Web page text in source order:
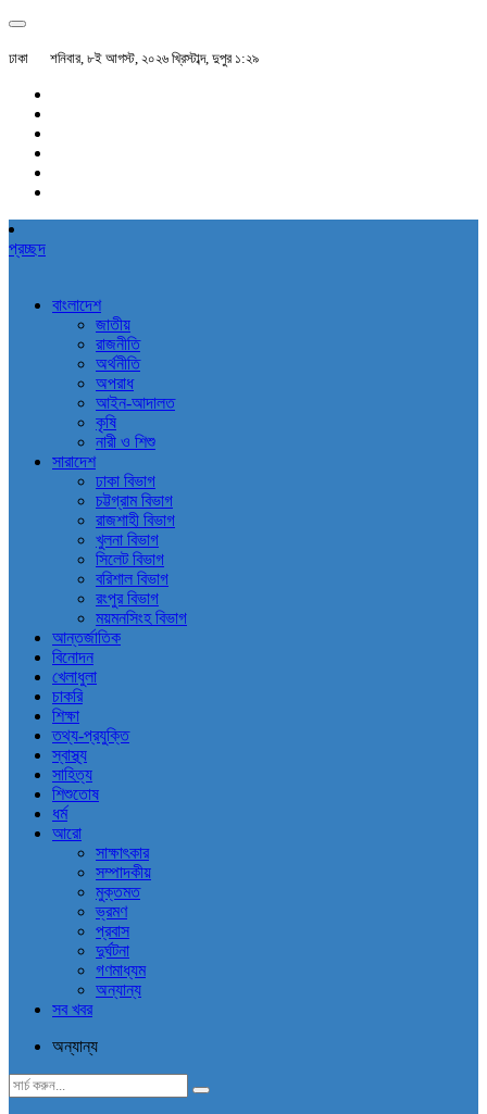
ঢাকা শনিবার, ৮ই আগস্ট, ২০২৬ খ্রিস্টাব্দ, দুপুর ১:২৯
প্রচ্ছদ
বাংলাদেশ
জাতীয়
রাজনীতি
অর্থনীতি
অপরাধ
আইন-আদালত
কৃষি
নারী ও শিশু
সারাদেশ
ঢাকা বিভাগ
চট্টগ্রাম বিভাগ
রাজশাহী বিভাগ
খুলনা বিভাগ
সিলেট বিভাগ
বরিশাল বিভাগ
রংপুর বিভাগ
ময়মনসিংহ বিভাগ
আন্তর্জাতিক
বিনোদন
খেলাধুলা
চাকরি
শিক্ষা
তথ্য-প্রযুক্তি
স্বাস্থ্য
সাহিত্য
শিশুতোষ
ধর্ম
আরো
সাক্ষাৎকার
সম্পাদকীয়
মুক্তমত
ভ্রমণ
প্রবাস
দুর্ঘটনা
গণমাধ্যম
অন্যান্য
সব খবর
অন্যান্য